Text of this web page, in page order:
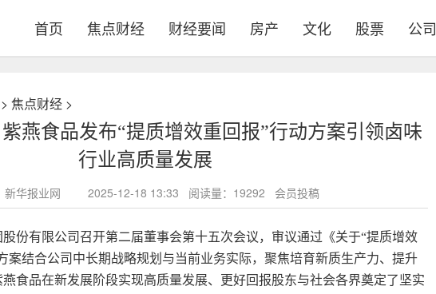
首页 焦点财经 财经要闻 房产 文化 股票 公司
焦点财经 >
燕食品发布“提质增效重回报”行动方案引领卤味
行业高质量发展
新华报业网 2025-12-18 13:33 阅读量：19292 会员投稿
份有限公司召开第二届董事会第十五次会议，审议通过《关于“提质增效
案结合公司中长期战略规划与当前业务实际，聚焦培育新质生产力、提升
食品在新发展阶段实现高质量发展、更好回报股东与社会各界奠定了坚实